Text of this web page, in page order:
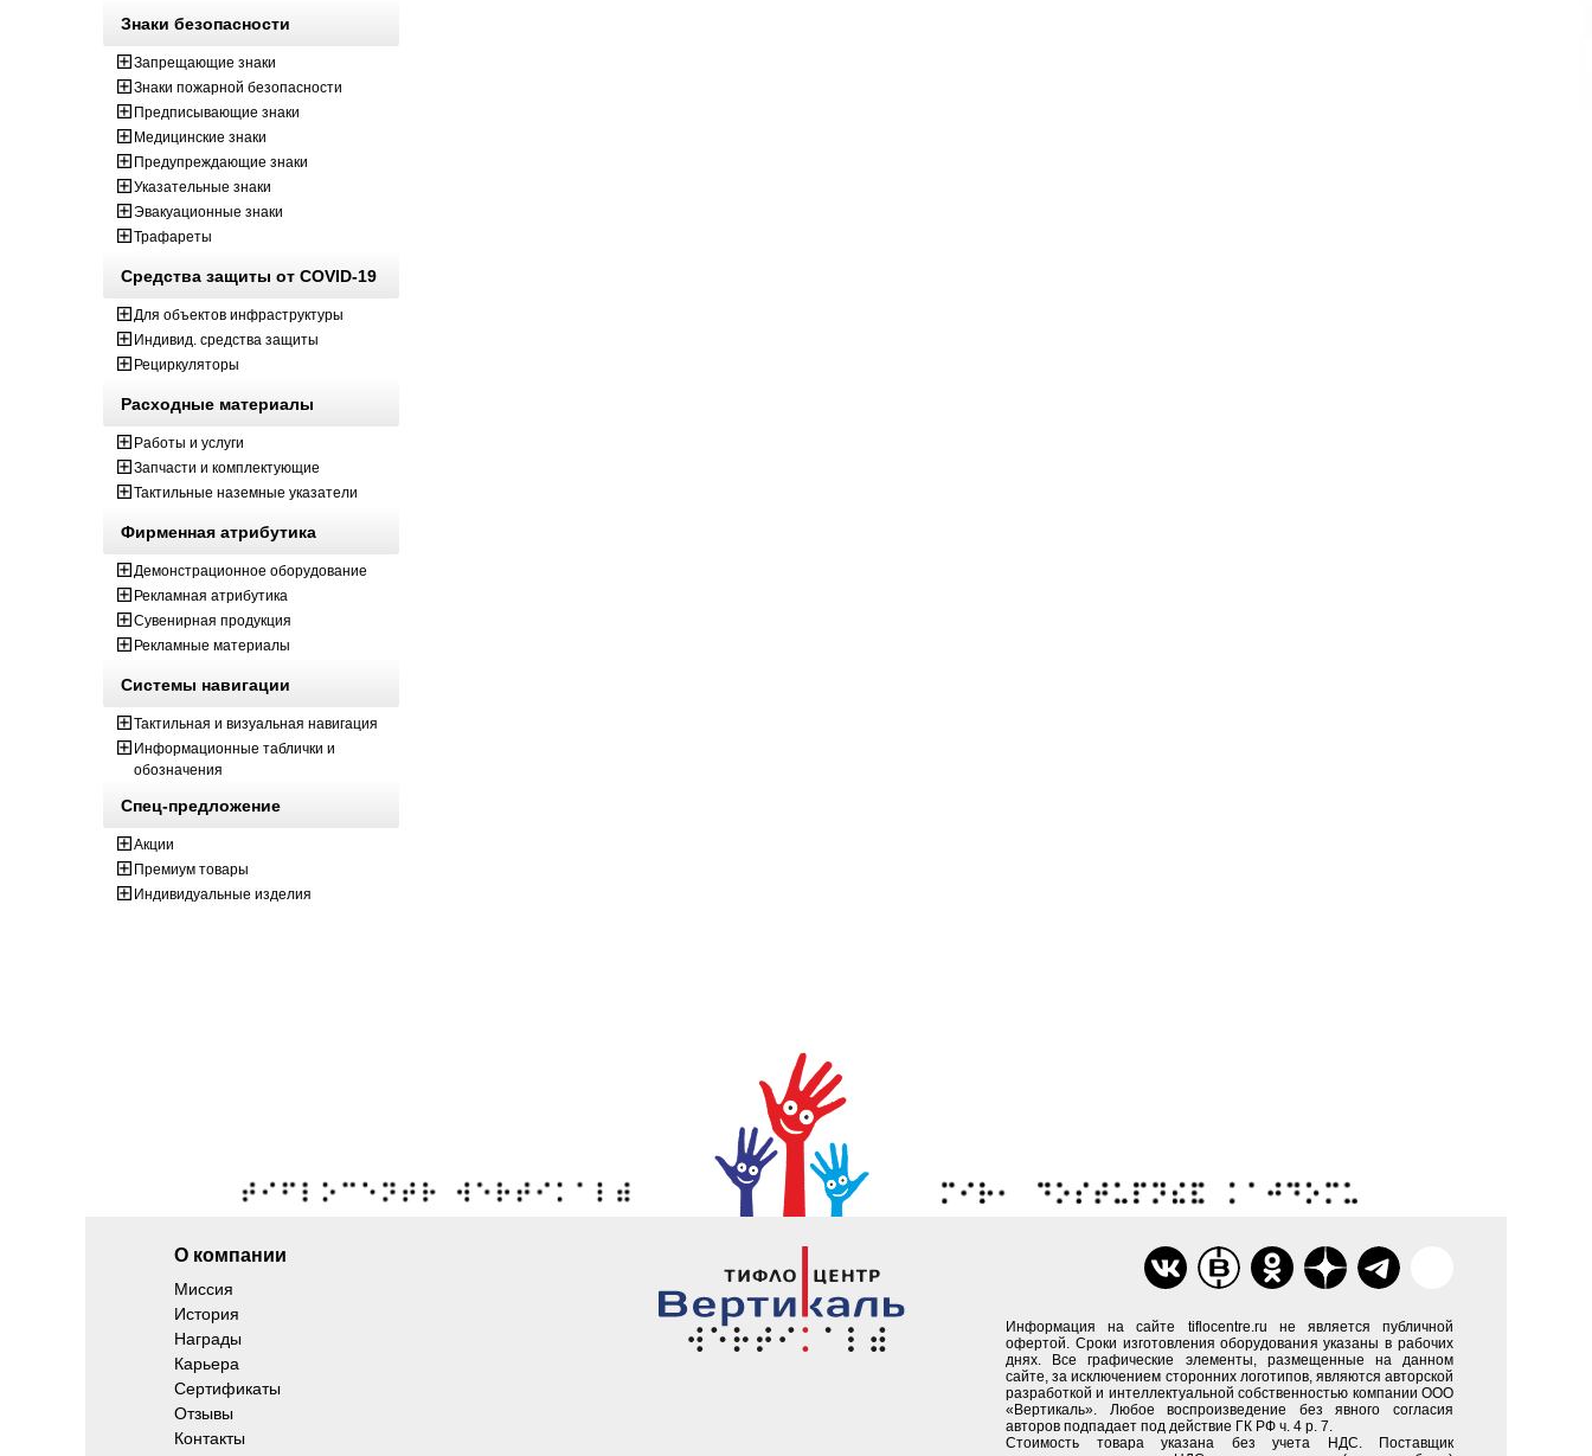
Знаки безопасности
Запрещающие знаки
Знаки пожарной безопасности
Предписывающие знаки
Медицинские знаки
Предупреждающие знаки
Указательные знаки
Эвакуационные знаки
Трафареты
Средства защиты от COVID-19
Для объектов инфраструктуры
Индивид. средства защиты
Рециркуляторы
Расходные материалы
Работы и услуги
Запчасти и комплектующие
Тактильные наземные указатели
Фирменная атрибутика
Демонстрационное оборудование
Рекламная атрибутика
Сувенирная продукция
Рекламные материалы
Системы навигации
Тактильная и визуальная навигация
Информационные таблички и
обозначения
Спец-предложение
Акции
Премиум товары
Индивидуальные изделия
О компании
Миссия
История
Награды
Карьера
Сертификаты
Отзывы
Контакты
Информация на сайте tiflocentre.ru не является публичной
офертой. Сроки изготовления оборудования указаны в рабочих
днях. Все графические элементы, размещенные на данном
сайте, за исключением сторонних логотипов, являются авторской
разработкой и интеллектуальной собственностью компании ООО
«Вертикаль». Любое воспроизведение без явного согласия
авторов подпадает под действие ГК РФ ч. 4 р. 7.
Стоимость товара указана без учета НДС. Поставщик